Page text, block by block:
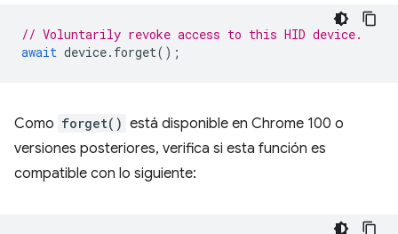
// Voluntarily revoke access to this HID device.
await device. forget();
Como forget() está disponible en Chrome 100 o
versiones posteriores, verifica si esta función es
compatible con lo siguiente: